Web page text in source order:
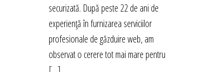
securizată. După peste 22 de ani de
experiență în furnizarea serviciilor
profesionale de găzduire web, am
observat o cerere tot mai mare pentru